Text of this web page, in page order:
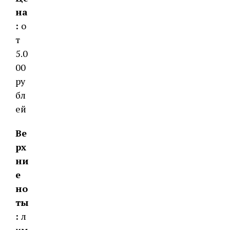
на
: о
т
5.0
00
ру
бл
ей
Ве
рх
ни
е
но
ты
: л